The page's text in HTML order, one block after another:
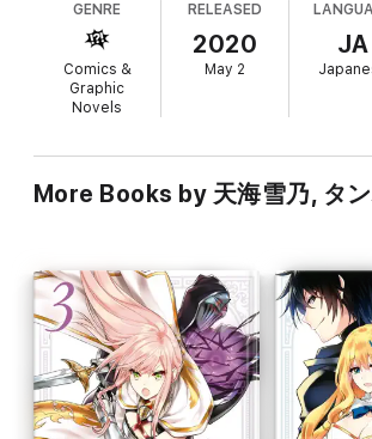
GENRE
Comics &
Graphic
Novels
RELEASED
2020
May 2
JA
More Books by 天海雪乃, タ